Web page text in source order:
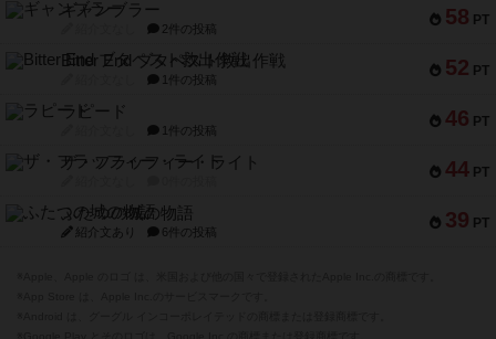
58 PT
ギャンブラー
2件の投稿
52 PT
Bitter End ブタペスト救出作戦
1件の投稿
46 PT
ラピード
1件の投稿
44 PT
ザ・フラッフィー・ライト
39 PT
ふたつの城の物語
紹介文あり 6件の投稿